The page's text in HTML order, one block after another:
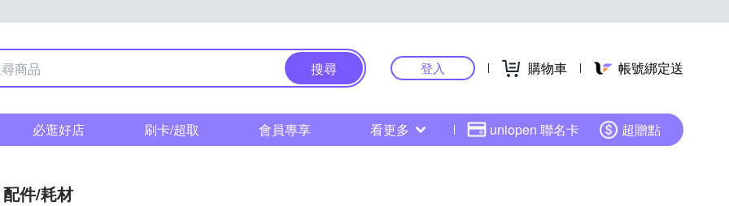
搜尋 登入 購物車 帳號綁定送
必逛好店 刷卡/超取 會員專享 看更多 uniopen 聯名卡 超贈點
配件/耗材